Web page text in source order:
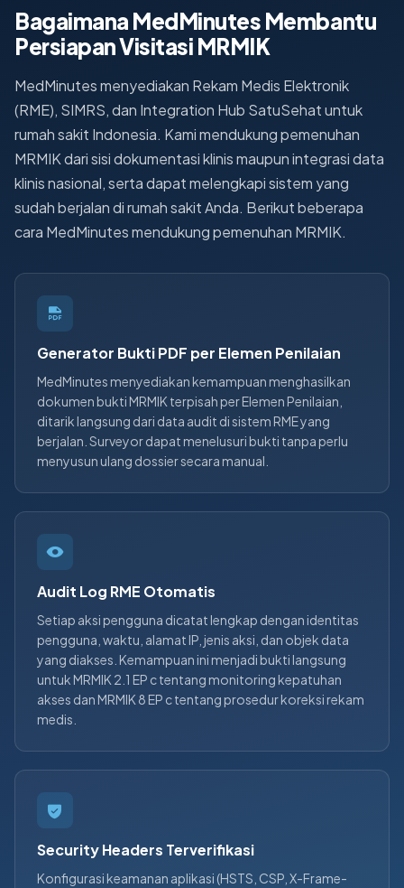
Bagaimana MedMinutes Membantu
Persiapan Visitasi MRMIK
MedMinutes menyediakan Rekam Medis Elektronik
(RME), SIMRS, dan Integration Hub SatuSehat untuk
rumah sakit Indonesia. Kami mendukung pemenuhan
MRMIK dari sisi dokumentasi klinis maupun integrasi data
klinis nasional, serta dapat melengkapi sistem yang
sudah berjalan di rumah sakit Anda. Berikut beberapa
cara MedMinutes mendukung pemenuhan MRMIK.
Generator Bukti PDF per Elemen Penilaian
MedMinutes menyediakan kemampuan menghasilkan
dokumen bukti MRMIK terpisah per Elemen Penilaian,
ditarik langsung dari data audit di sistem RME yang
berjalan. Surveyor dapat menelusuri bukti tanpa perlu
menyusun ulang dossier secara manual.
Audit Log RME Otomatis
Setiap aksi pengguna dicatat lengkap dengan identitas
pengguna, waktu, alamat IP, jenis aksi, dan objek data
yang diakses. Kemampuan ini menjadi bukti langsung
untuk MRMIK 2.1 EP c tentang monitoring kepatuhan
akses dan MRMIK 8 EP c tentang prosedur koreksi rekam
medis.
Security Headers Terverifikasi
Konfigurasi keamanan aplikasi (HSTS, CSP, X-Frame-